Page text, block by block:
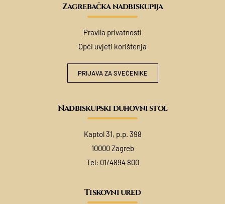
Zagrebačka nadbiskupija
Pravila privatnosti
Opći uvjeti korištenja
PRIJAVA ZA SVEĆENIKE
Nadbiskupski duhovni stol
Kaptol 31, p.p. 398
10000 Zagreb
Tel: 01/4894 800
Tiskovni ured